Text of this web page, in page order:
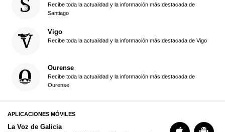
Recibe toda la actualidad y la información más destacada de
Santiago
Vigo
Recibe toda la actualidad y la información más destacada de Vigo
Ourense
Recibe toda la actualidad y la información más destacada de
Ourense
APLICACIONES MÓVILES
La Voz de Galicia